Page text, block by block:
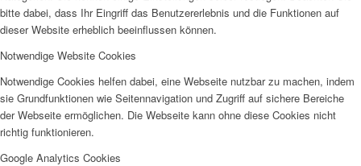
bitte dabei, dass Ihr Eingriff das Benutzererlebnis und die Funktionen auf
dieser Website erheblich beeinflussen können.
Notwendige Website Cookies
Notwendige Cookies helfen dabei, eine Webseite nutzbar zu machen, indem
sie Grundfunktionen wie Seitennavigation und Zugriff auf sichere Bereiche
der Webseite ermöglichen. Die Webseite kann ohne diese Cookies nicht
richtig funktionieren.
Google Analytics Cookies